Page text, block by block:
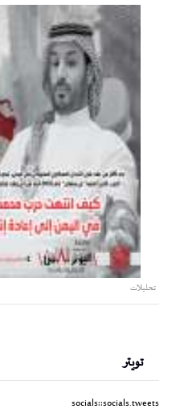
تحليلات
تويتر
socials::socials.tweets